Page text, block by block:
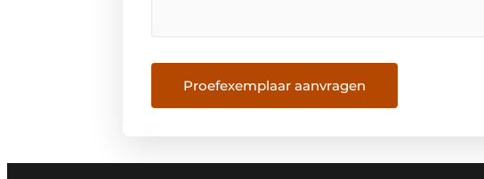
Proefexemplaar aanvragen